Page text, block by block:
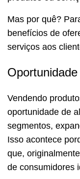
Mas por quê?
benefícios de
serviços aos
Vendendo
oportunidade de
segmentos,
Isso acontece
que,
de consumidores